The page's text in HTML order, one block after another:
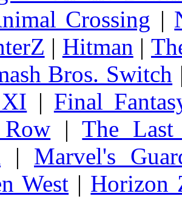
Crossing |
| Hitman |
Bros. Switch
| Final
|The
| Marvel's
West | Horizon